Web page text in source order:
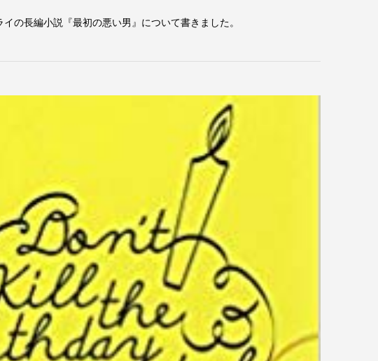
の長編小説『最初の悪い男』について書きました。